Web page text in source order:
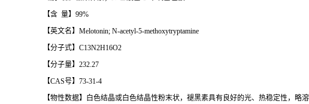
【含 量】99%
【英文名】Melotonin; N-acetyl-5-methoxytryptamine
【分子式】C13N2H16O2
【分子量】232.27
【CAS号】73-31-4
【物性数据】白色结晶或白色结晶性粉末状，褪黑素具有良好的光、热稳定性，